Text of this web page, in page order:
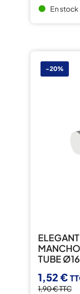
brightness_1 En stock
-20%
TUBE
1,52 €
1,90 €TTC